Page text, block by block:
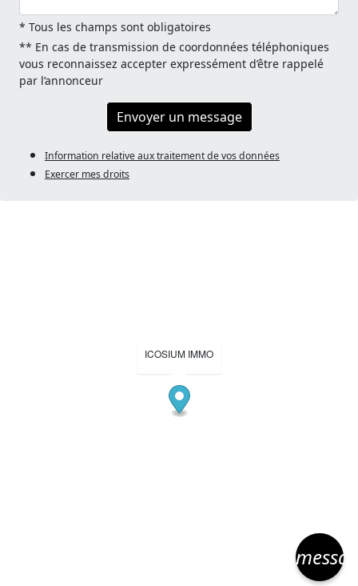
* Tous les champs sont obligatoires
** En cas de transmission de coordonnées téléphoniques
vous reconnaissez accepter expressément d’être rappelé
par l’annonceur
Envoyer un message
Information relative aux traitement de vos données
Exercer mes droits
ICOSIUM IMMO